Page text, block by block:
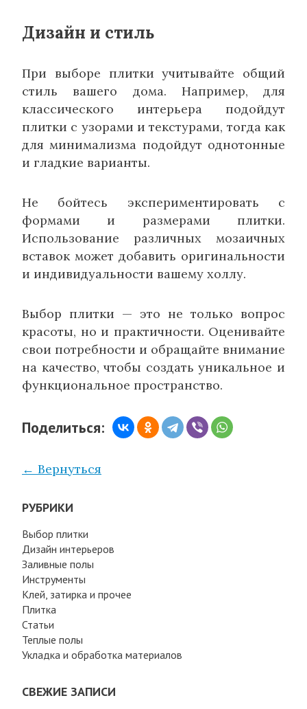
Дизайн и стиль
При выборе плитки учитывайте общий
стиль вашего дома. Например, для
классического интерьера подойдут
плитки с узорами и текстурами, тогда как
для минимализма подойдут однотонные
и гладкие варианты.
Не бойтесь экспериментировать с
формами и размерами плитки.
Использование различных мозаичных
вставок может добавить оригинальности
и индивидуальности вашему холлу.
Выбор плитки — это не только вопрос
красоты, но и практичности. Оценивайте
свои потребности и обращайте внимание
на качество, чтобы создать уникальное и
функциональное пространство.
Поделиться:
← Вернуться
РУБРИКИ
Выбор плитки
Дизайн интерьеров
Заливные полы
Инструменты
Клей, затирка и прочее
Плитка
Статьи
Теплые полы
Укладка и обработка материалов
СВЕЖИЕ ЗАПИСИ